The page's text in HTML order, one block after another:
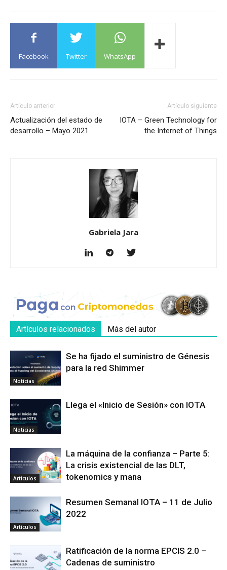
Facebook Twitter WhatsApp
Artículo anterior
Actualización del estado de
desarrollo – Mayo 2021
Artículo siguiente
IOTA – Green Technology for
the Internet of Things
Gabriela Jara
Artículos relacionados Más del autor
Noticias
Se ha fijado el suministro de Génesis
para la red Shimmer
Noticias
Llega el «Inicio de Sesión» con IOTA
Artículos
La máquina de la confianza – Parte 5:
La crisis existencial de las DLT,
tokenomics y mana
Artículos
Resumen Semanal IOTA – 11 de Julio
2022
Ratificación de la norma EPCIS 2.0 –
Cadenas de suministro